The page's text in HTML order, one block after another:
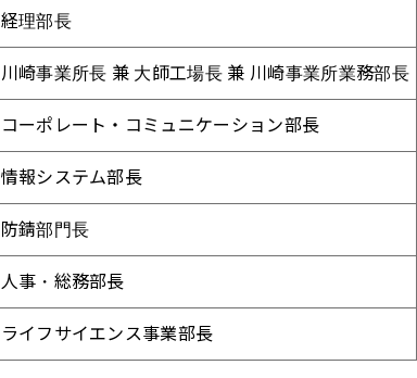
経理部長
川崎事業所長 兼 大師工場長 兼 川崎事業所業務部長
コーポレート・コミュニケーション部長
情報システム部長
防錆部門長
人事・総務部長
ライフサイエンス事業部長